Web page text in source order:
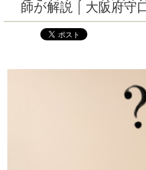
師が解説｜大阪府守